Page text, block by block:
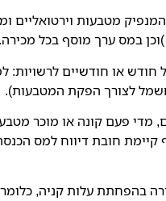
עסק או אדם המנפיק מטבעות
במס ערך מוסף בכל מכירה.
חודש או חודשיים
חשמל לצורך הפקת המטבעות).
בהפחתת עלות קניה,